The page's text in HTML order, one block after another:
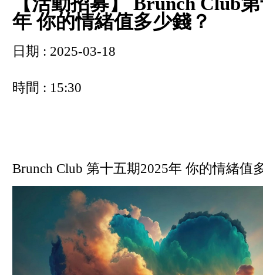
年 你的情緒值多少錢？
日期 : 2025-03-18
時間 : 15:30
Brunch Club 第十五期2025年 你的情緒值